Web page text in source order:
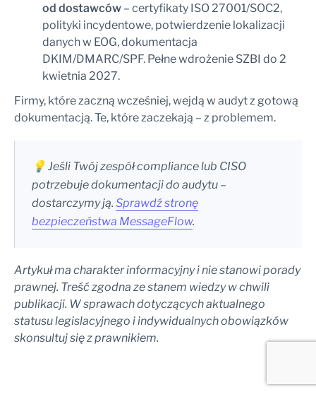
od dostawców – certyfikaty ISO 27001/SOC2,
polityki incydentowe, potwierdzenie lokalizacji
danych w EOG, dokumentacja
DKIM/DMARC/SPF. Pełne wdrożenie SZBI do 2
kwietnia 2027.
Firmy, które zaczną wcześniej, wejdą w audyt z gotową
dokumentacją. Te, które zaczekają – z problemem.
💡 Jeśli Twój zespół compliance lub CISO
potrzebuje dokumentacji do audytu –
dostarczymy ją. Sprawdź stronę
bezpieczeństwa MessageFlow.
Artykuł ma charakter informacyjny i nie stanowi porady
prawnej. Treść zgodna ze stanem wiedzy w chwili
publikacji. W sprawach dotyczących aktualnego
statusu legislacyjnego i indywidualnych obowiązków
skonsultuj się z prawnikiem.